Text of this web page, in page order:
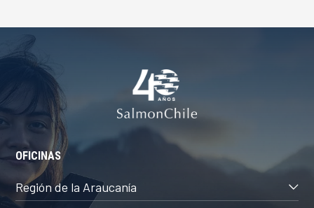
OFICINAS
Región de la Araucanía